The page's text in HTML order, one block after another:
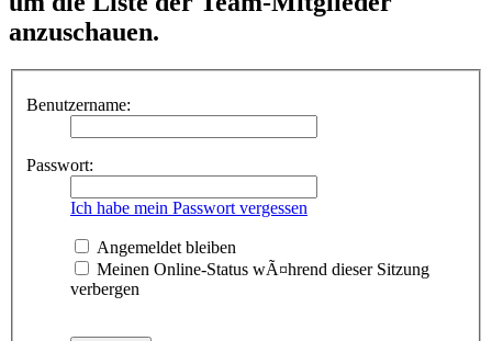
anzuschauen.
Benutzername:
Passwort:
Ich habe mein Passwort vergessen
Angemeldet bleiben
Meinen Online-Status wÃ¤hrend dieser Sitzung
verbergen